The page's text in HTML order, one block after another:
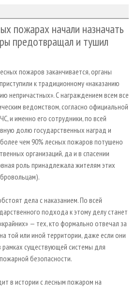
ПЛИТ
пожарах начали назначать
предотвращал и тушил
пожаров заканчивается, органы
к традиционному «наказанию
непричастных». С награждением всем все
ведомством, согласно официальной
и именно его сотрудники, по всей
долю государственных наград и
чем 90% лесных пожаров потушено
организаций, да и в спасении
роль принадлежала жителям этих
дела с наказанием. По всей
подхода к этому делу станет
— тех, кто формально отвечал за
той или иной территории, даже если они
существующей системы для
безопасности.
в истории с лесным пожаром на